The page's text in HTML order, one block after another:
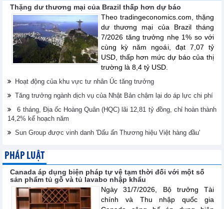
Thặng dư thương mại của Brazil thấp hơn dự báo
Theo tradingeconomics.com, thặng
dư thương mại của Brazil tháng
7/2026 tăng trưởng nhẹ 1% so với
cùng kỳ năm ngoái, đạt 7,07 tỷ
USD, thấp hơn mức dự báo của thị
trường là 8,4 tỷ USD.
Hoạt động của khu vực tư nhân Úc tăng trưởng
Tăng trưởng ngành dịch vụ của Nhật Bản chậm lại do áp lực chi phí
6 tháng, Địa ốc Hoàng Quân (HQC) lãi 12,81 tỷ đồng, chỉ hoàn thành
14,2% kế hoạch năm
Sun Group được vinh danh 'Dấu ấn Thương hiệu Việt hàng đầu'
PHÁP LUẬT
Canada áp dụng biện pháp tự vệ tạm thời đối với một số
sản phẩm tủ gỗ và tủ lavabo nhập khẩu
Ngày 31/7/2026, Bộ trưởng Tài
chính và Thu nhập quốc gia